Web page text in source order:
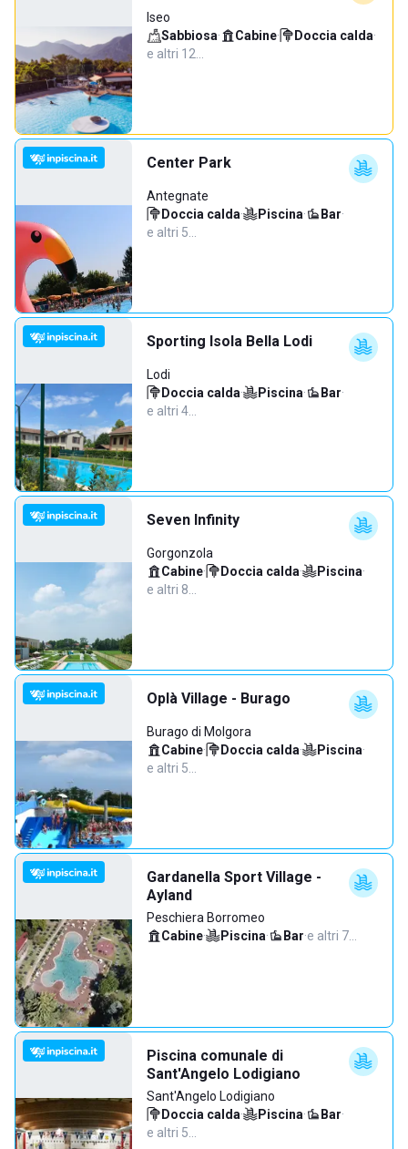
Iseo
Sabbiosa· Cabine· Doccia calda·
e altri 12…
Center Park
Antegnate
Doccia calda· Piscina· Bar·
e altri 5…
Sporting Isola Bella Lodi
Lodi
Doccia calda· Piscina· Bar·
e altri 4…
Seven Infinity
Gorgonzola
Cabine· Doccia calda· Piscina·
e altri 8…
Oplà Village - Burago
Burago di Molgora
Cabine· Doccia calda· Piscina·
e altri 5…
Gardanella Sport Village -
Ayland
Peschiera Borromeo
Cabine· Piscina· Bar·e altri 7…
Piscina comunale di
Sant'Angelo Lodigiano
Sant'Angelo Lodigiano
Doccia calda· Piscina· Bar·
e altri 5…